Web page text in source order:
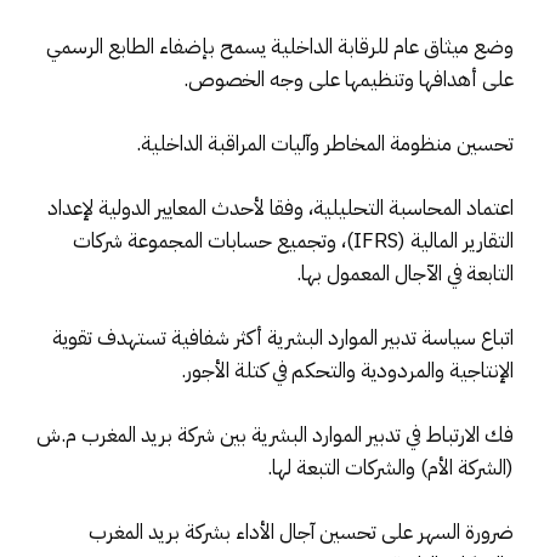
وضع ميثاق عام للرقابة الداخلية يسمح بإضفاء الطابع الرسمي
على أهدافها وتنظيمها على وجه الخصوص.
تحسين منظومة المخاطر وآليات المراقبة الداخلية.
اعتماد المحاسبة التحليلية، وفقا لأحدث المعايير الدولية لإعداد
التقارير المالية (IFRS)، وتجميع حسابات المجموعة شركات
التابعة في الآجال المعمول بها.
اتباع سياسة تدبير الموارد البشرية أكثر شفافية تستهدف تقوية
الإنتاجية والمردودية والتحكم في كتلة الأجور.
فك الارتباط في تدبير الموارد البشرية بين شركة بريد المغرب م.ش
(الشركة الأم) والشركات التبعة لها.
ضرورة السهر على تحسين آجال الأداء بشركة بريد المغرب